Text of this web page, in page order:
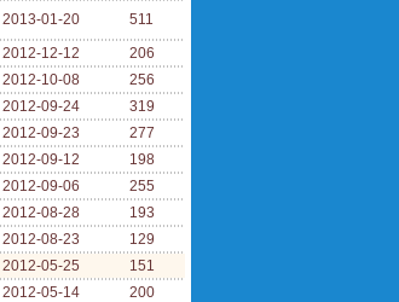
2013-01-20
511
2012-12-12
206
2012-10-08
256
2012-09-24
319
2012-09-23
277
2012-09-12
198
2012-09-06
255
2012-08-28
193
2012-08-23
129
2012-05-25
151
2012-05-14
200